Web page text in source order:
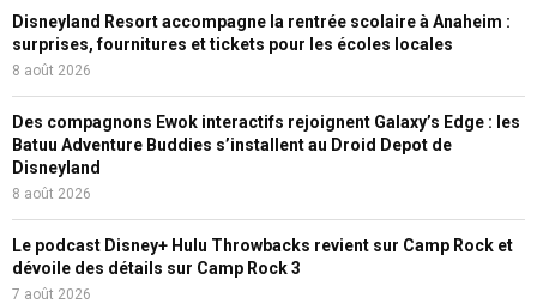
Disneyland Resort accompagne la rentrée scolaire à Anaheim :
surprises, fournitures et tickets pour les écoles locales
8 août 2026
Des compagnons Ewok interactifs rejoignent Galaxy’s Edge : les
Batuu Adventure Buddies s’installent au Droid Depot de
Disneyland
8 août 2026
Le podcast Disney+ Hulu Throwbacks revient sur Camp Rock et
dévoile des détails sur Camp Rock 3
7 août 2026